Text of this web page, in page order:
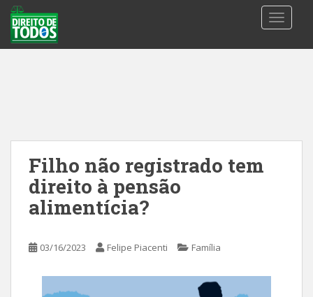
Filho não registrado tem
direito à pensão
alimentícia?
03/16/2023 Felipe Piacenti Família